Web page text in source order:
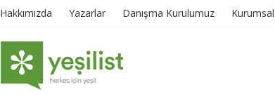
Hakkımızda Yazarlar Danışma Kurulumuz Kurumsal